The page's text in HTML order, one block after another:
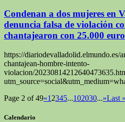
Condenan a dos mujeres en
denuncia falsa de violación
chantajearon con 25.000
https://diariodevalladolid.elmundo.es/
chantajean-hombre-intento-
violacion/
Page 2 of 49«1 2345...102030...»Last »
Calendario